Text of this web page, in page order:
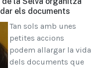
els documents
Tan sols amb unes
petites accions
podem allargar la vida
dels documents que